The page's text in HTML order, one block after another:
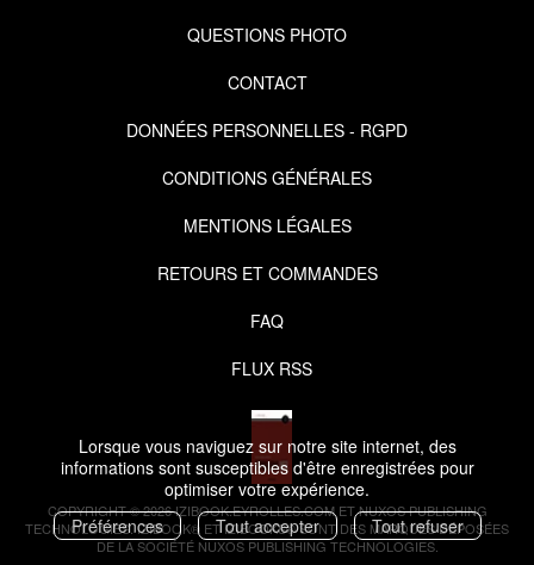
Lorsque vous naviguez sur notre site internet, des
informations sont susceptibles d'être enregistrées pour
optimiser votre expérience.
Préférences
Tout accepter Tout refuser
QUESTIONS PHOTO
CONTACT
DONNÉES PERSONNELLES - RGPD
CONDITIONS GÉNÉRALES
MENTIONS LÉGALES
RETOURS ET COMMANDES
FAQ
FLUX RSS
COPYRIGHT © 2026 IZIBOOK.EYROLLES.COM ET NUXOS PUBLISHING
TECHNOLOGIES.IZIBOOK® ETIZIBOOKS®SONT DES MARQUES DÉPOSÉES
DE LA SOCIÉTÉ NUXOS PUBLISHING TECHNOLOGIES.